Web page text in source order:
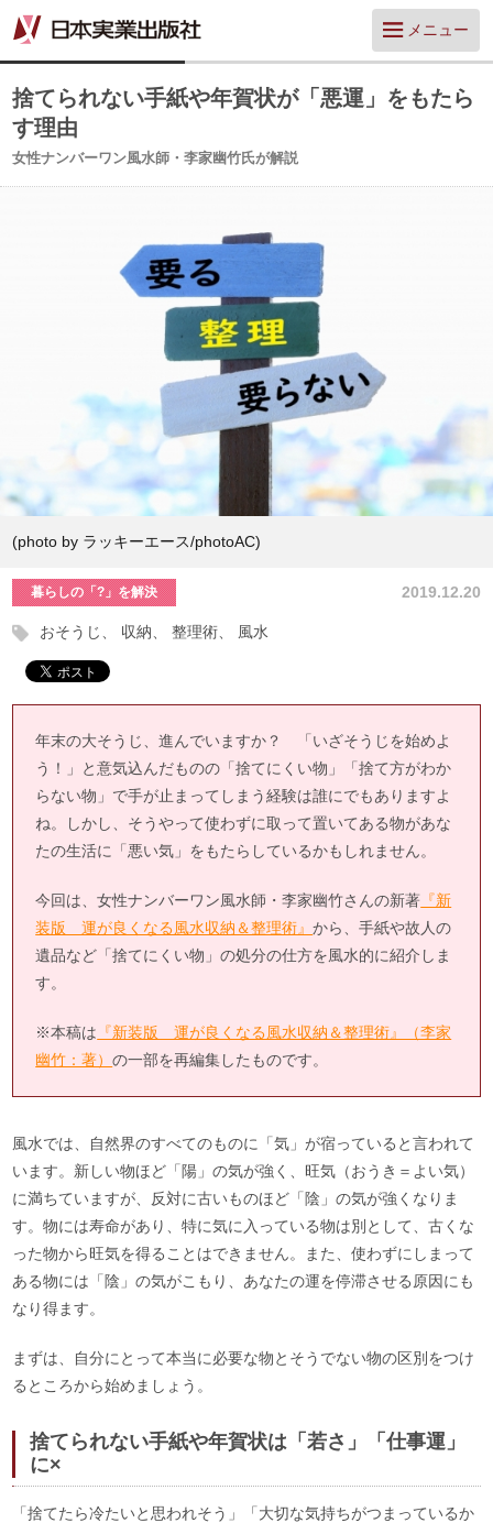
メニュー
捨てられない手紙や年賀状が「悪運」をもたら
す理由
女性ナンバーワン風水師・李家幽竹氏が解説
(photo by ラッキーエース/photoAC)
2019.12.20
暮らしの「?」を解決
おそうじ 収納 整理術 風水
年末の大そうじ、進んでいますか？ 「いざそうじを始めよ
う！」と意気込んだものの「捨てにくい物」「捨て方がわか
らない物」で手が止まってしまう経験は誰にでもありますよ
ね。しかし、そうやって使わずに取って置いてある物があな
たの生活に「悪い気」をもたらしているかもしれません。
今回は、女性ナンバーワン風水師・李家幽竹さんの新著 『新
装版 運が良くなる風水収納＆整理術』から、手紙や故人の
遺品など「捨てにくい物」の処分の仕方を風水的に紹介しま
す。
※本稿は 『新装版 運が良くなる風水収納＆整理術』（李家
幽竹：著）の一部を再編集したものです。
風水では、自然界のすべてのものに「気」が宿っていると言われて
います。新しい物ほど「陽」の気が強く、旺気（おうき＝よい気）
に満ちていますが、反対に古いものほど「陰」の気が強くなりま
す。物には寿命があり、特に気に入っている物は別として、古くな
った物から旺気を得ることはできません。また、使わずにしまって
ある物には「陰」の気がこもり、あなたの運を停滞させる原因にも
なり得ます。
まずは、自分にとって本当に必要な物とそうでない物の区別をつけ
るところから始めましょう。
捨てられない手紙や年賀状は「若さ」「仕事運」
に×
「捨てたら冷たいと思われそう」「大切な気持ちがつまっているか